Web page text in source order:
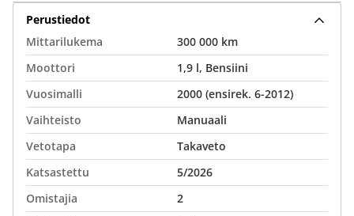
Perustiedot
Mittarilukema
300 000 km
Moottori
1,9 l, Bensiini
Vuosimalli
2000 (ensirek. 6-2012)
Vaihteisto
Manuaali
Vetotapa
Takaveto
Katsastettu
5/2026
Omistajia
2